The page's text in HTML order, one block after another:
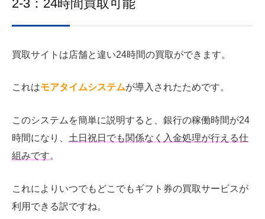
2-3：24時間買取可能
買取サイトは店舗と違い24時間の買取ができます。
これはモアタイムシステムが導入されたためです。
このシステムを簡単に説明すると、銀行の稼働時間が24
時間になり、 土日祝日でも関係なく入金処理が行える仕
組みです。
これによりいつでもどこでもギフト券の買取サービスが
利用できる訳ですね。